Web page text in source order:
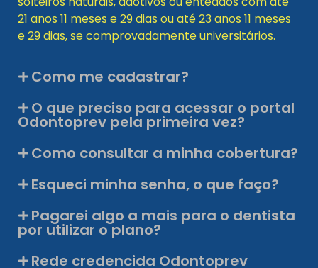
21 anos 11 meses e 29 dias ou até 23 anos 11 meses
e 29 dias, se comprovadamente universitários.
Como me cadastrar?
O que preciso para acessar o portal
Odontoprev pela primeira vez?
Como consultar a minha cobertura?
Esqueci minha senha, o que faço?
Pagarei algo a mais para o dentista
por utilizar o plano?
Rede credencida Odontoprev